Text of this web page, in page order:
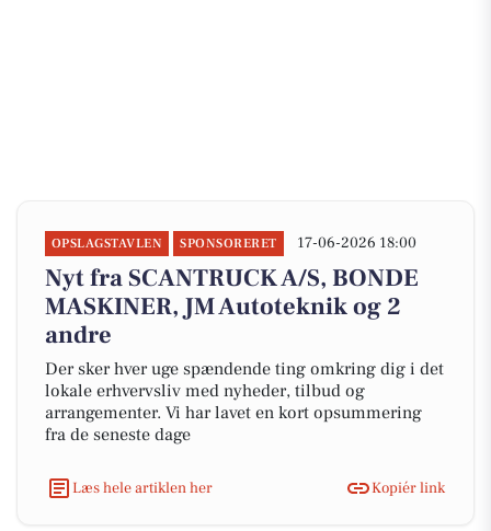
OPSLAGSTAVLEN SPONSORERET 17-06-2026 18:00
Nyt fra SCANTRUCK A/S, BONDE
MASKINER, JM Autoteknik og 2
andre
Der sker hver uge spændende ting omkring dig i det
lokale erhvervsliv med nyheder, tilbud og
arrangementer. Vi har lavet en kort opsummering
fra de seneste dage
Læs hele artiklen her Kopiér link